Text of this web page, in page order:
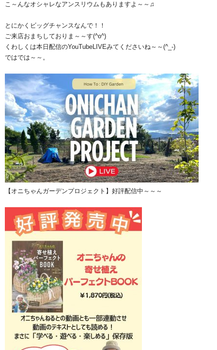
こ～んなオシャレなアンスリウムもありますよ～～♫
とにかくビッグチャンスなんで！！
ご来店おまちしておりま～～す(^o^)
くわしくは本日配信のYouTubeLIVEみてくださいね～～(^_-)
ではでは～～。
【オニちゃんガーデンプロジェクト】好評配信中～～～